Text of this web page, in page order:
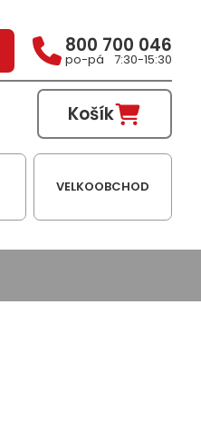
800 700 046
po-pá 7:30-15:30
Košík
VELKOOBCHOD